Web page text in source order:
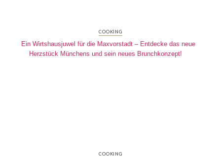
COOKING
Ein Wirtshausjuwel für die Maxvorstadt – Entdecke das neue
Herzstück Münchens und sein neues Brunchkonzept!
COOKING